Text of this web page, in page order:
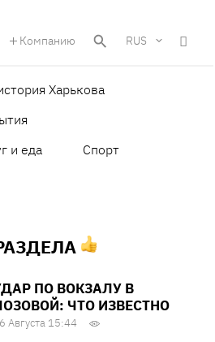
Компанию RUS
Харькова
и еда
Спорт
ПО ВОКЗАЛУ В
ЧТО ИЗВЕСТНО
Августа 15:44